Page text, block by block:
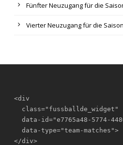
Fünfter Neuzugang für die
Vierter Neuzugang für die
<div
</div>